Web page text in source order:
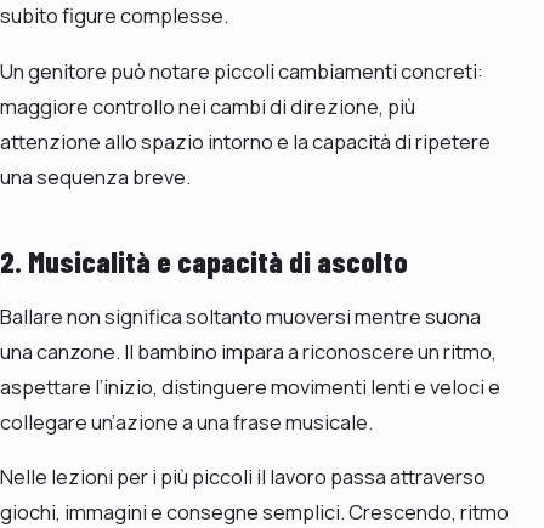
subito figure complesse.
Un genitore può notare piccoli cambiamenti concreti:
maggiore controllo nei cambi di direzione, più
attenzione allo spazio intorno e la capacità di ripetere
una sequenza breve.
2. Musicalità e capacità di ascolto
Ballare non significa soltanto muoversi mentre suona
una canzone. Il bambino impara a riconoscere un ritmo,
aspettare l’inizio, distinguere movimenti lenti e veloci e
collegare un’azione a una frase musicale.
Nelle lezioni per i più piccoli il lavoro passa attraverso
giochi, immagini e consegne semplici. Crescendo, ritmo